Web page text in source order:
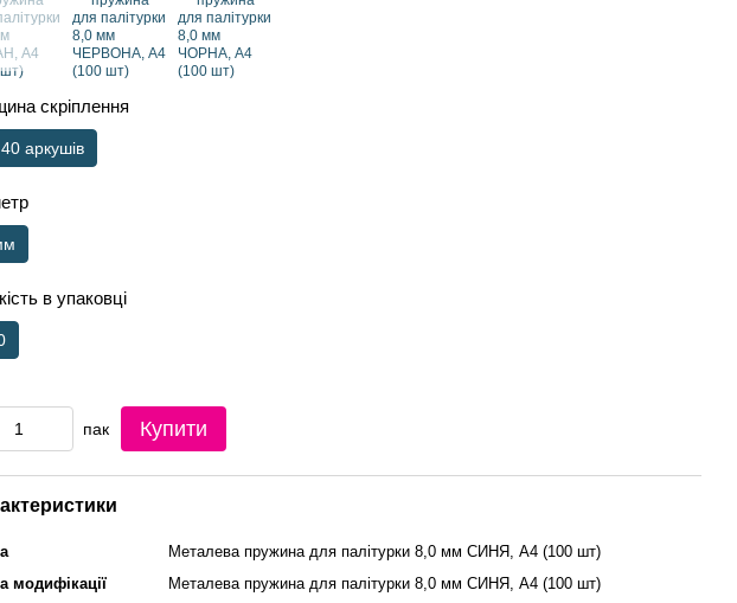
скріплення
аркушів
в упаковці
пак Купити
Металева пружина для палітурки 8,0 мм СИНЯ, А4 (100 шт)
модифікації
Металева пружина для палітурки 8,0 мм СИНЯ, А4 (100 шт)